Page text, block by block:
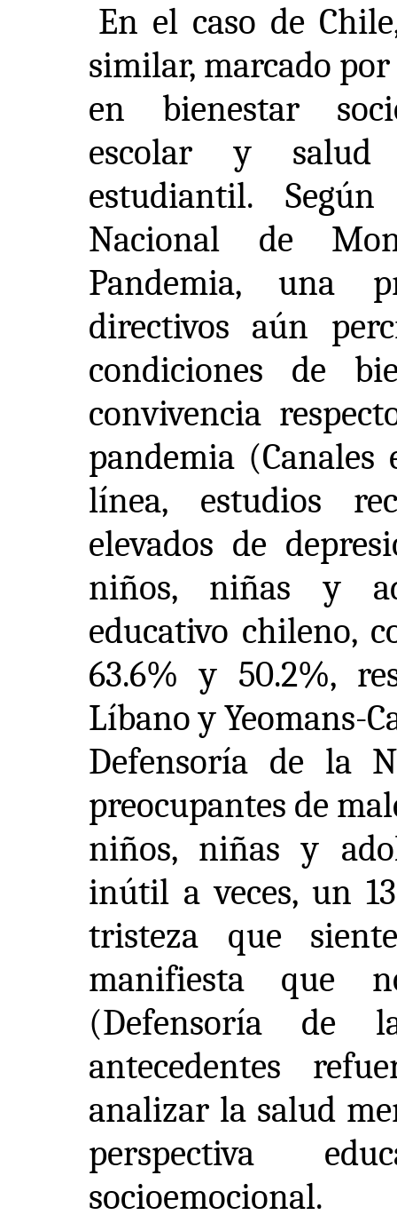
En el caso de
similar, marcado
en bienestar
escolar y salud
estudiantil.
Nacional de
Pandemia, una
directivos aún
condiciones de
convivencia
pandemia
línea, estudios
elevados de
niños, niñas y
educativo chileno,
63.6% y 50.2%,
Líbano y Yeomans-
Defensoría de la
preocupantes de
niños, niñas y
inútil a veces, un
tristeza que
manifiesta que
(Defensoría de
antecedentes
analizar la salud
perspectiva
socioemocional.